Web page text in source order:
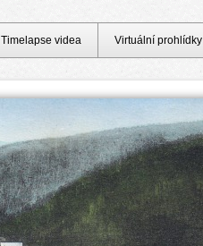
Timelapse videa Virtuální prohlídky